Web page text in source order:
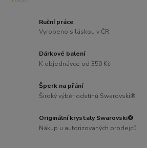
Ruční práce
Vyrobeno s láskou v ČR
Dárkové balení
K objednávce od 350 Kč
Šperk na přání
Široký výběr odstínů Swarovski®
Originální krystaly Swarovski®
Nákup u autorizovaných prodejců